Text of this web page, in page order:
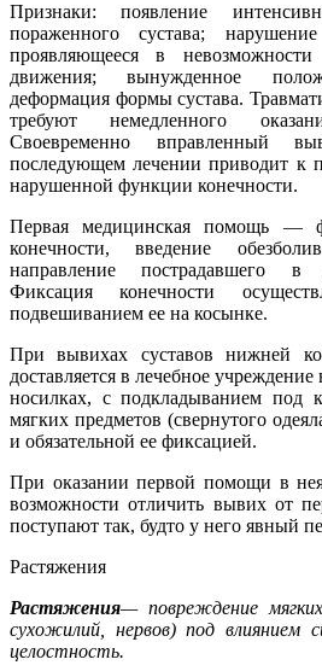
Признаки: появление
пораженного сустава;
проявляющееся в невозможности
движения; вынужденное
деформация формы сустава.
требуют немедленного
Своевременно вправленный
последующем лечении приводит к
нарушенной функции конечности.
Первая медицинская помощь —
конечности, введение
направление пострадавшего в
Фиксация конечности
подвешиванием ее на косынке.
При вывихах суставов нижней
доставляется в лечебное
носилках, с подкладыванием под
мягких предметов (свернутого
и обязательной ее фиксацией.
При оказании первой помощи в
возможности отличить вывих от
поступают так, будто у него явный
Растяжения
Растяжения— повреждение
сухожилий, нервов) под влиянием
целостность.